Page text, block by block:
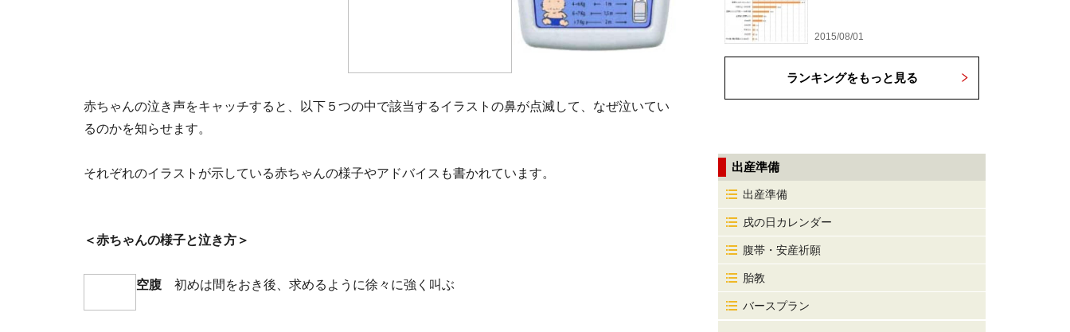
赤ちゃんの泣き声をキャッチすると、以下５つの中で該当するイラストの鼻が点滅して、なぜ泣いてい
るのかを知らせます。
それぞれのイラストが示している赤ちゃんの様子やアドバイスも書かれています。
＜赤ちゃんの様子と泣き方＞
空腹 初めは間をおき後、求めるように徐々に強く叫ぶ
2015/08/01
ランキングをもっと見る
出産準備
出産準備
戌の日カレンダー
腹帯・安産祈願
胎教
バースプラン